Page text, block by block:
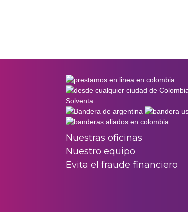
Nuestras oficinas
Nuestro equipo
Evita el fraude financiero